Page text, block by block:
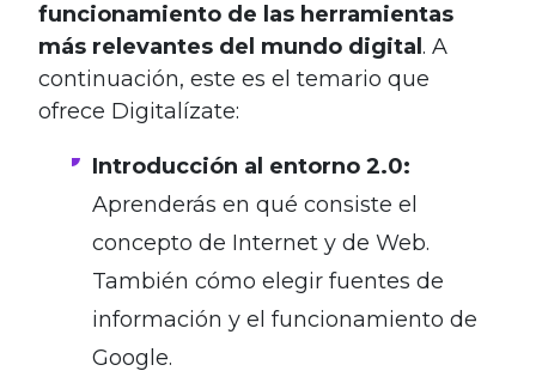
funcionamiento de las herramientas
más relevantes del mundo digital . A
continuación, este es el temario que
ofrece Digitalízate:
Introducción al entorno 2.0:
Aprenderás en qué consiste el
concepto de Internet y de Web.
También cómo elegir fuentes de
información y el funcionamiento de
Google.